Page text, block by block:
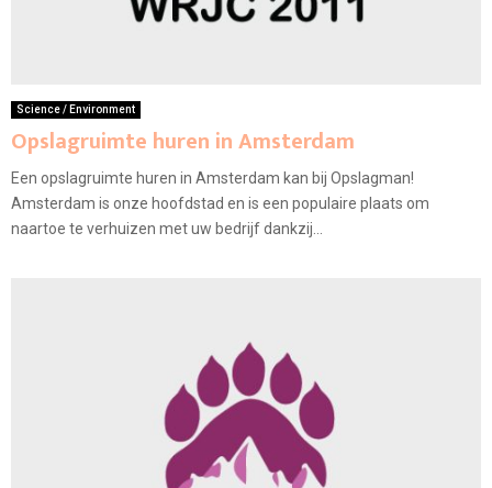
Science / Environment
Opslagruimte huren in Amsterdam
Een opslagruimte huren in Amsterdam kan bij Opslagman!
Amsterdam is onze hoofdstad en is een populaire plaats om
naartoe te verhuizen met uw bedrijf dankzij...